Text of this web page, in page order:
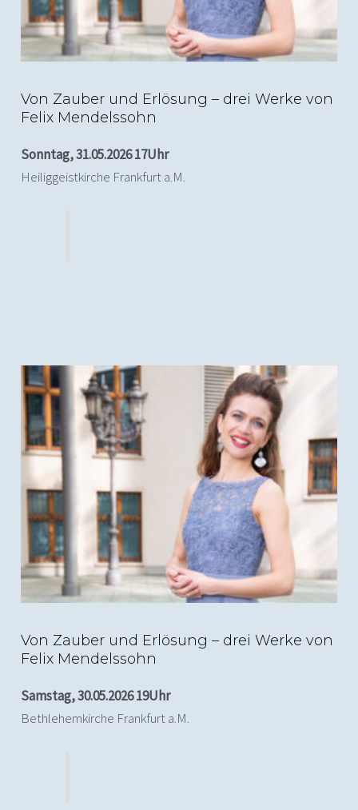
Von Zauber und Erlösung – drei Werke von
Felix Mendelssohn
Sonntag, 31.05.2026 17Uhr
Heiliggeistkirche Frankfurt a.M.
(c) Alexander Duesterberg
Von Zauber und Erlösung – drei Werke von
Felix Mendelssohn
Samstag, 30.05.2026 19Uhr
Bethlehemkirche Frankfurt a.M.